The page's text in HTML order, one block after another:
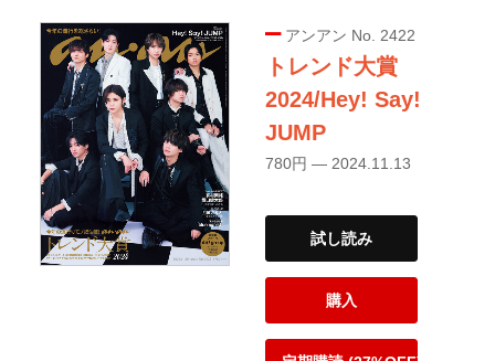
アンアン No. 2422
トレンド大賞
2024/Hey! Say!
JUMP
780円 — 2024.11.13
試し読み
購入